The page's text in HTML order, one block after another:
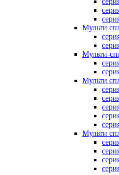
Мульти
Мульти-
Мульти
Мульти